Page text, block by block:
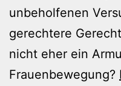
unbeholfenen
gerechtere
nicht eher ein
Frauenbewegung?